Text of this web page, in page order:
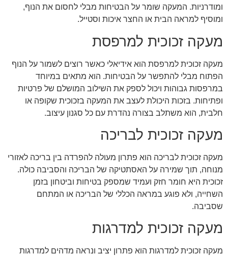
ומודרניות. המעקה שומר על הבטיחות מבלי לחסום את הנוף,
ומוסיף למראה הבית או החצר איכות וסטייל.
מעקה זכוכית למרפסת
מעקה זכוכית למרפסת הוא אידיאלי כאשר רוצים לשמור על הנוף
הפתוח מבלי להתפשר על הבטיחות. הוא מתאים במיוחד
במרפסות גבוהות ויכול לספק את השילוב המושלם של פרטיות
ופתיחות. בזכות היכולת לעצב את המעקה בזכוכית שקופה או
חלבית, הוא משתלב בצורה נהדרת עם כל סגנון עיצוב.
מעקה זכוכית לבריכה
מעקה זכוכית לבריכה הוא פתרון מעולה להפרדה בין בריכה לאזורי
מנוחה, תוך שמירה על האסתטיקה של הבריכה והסביבה כולה.
זכוכית היא חומר חזק ועמיד שמספק בטיחות וביטחון בזמן
השחייה, ולא פוגע במראה הכללי של הבריכה או המתחם
שסביבה.
מעקה זכוכית למדרגות
מעקה זכוכית למדרגות הוא פתרון יציב ונראה מדהים למדרגות